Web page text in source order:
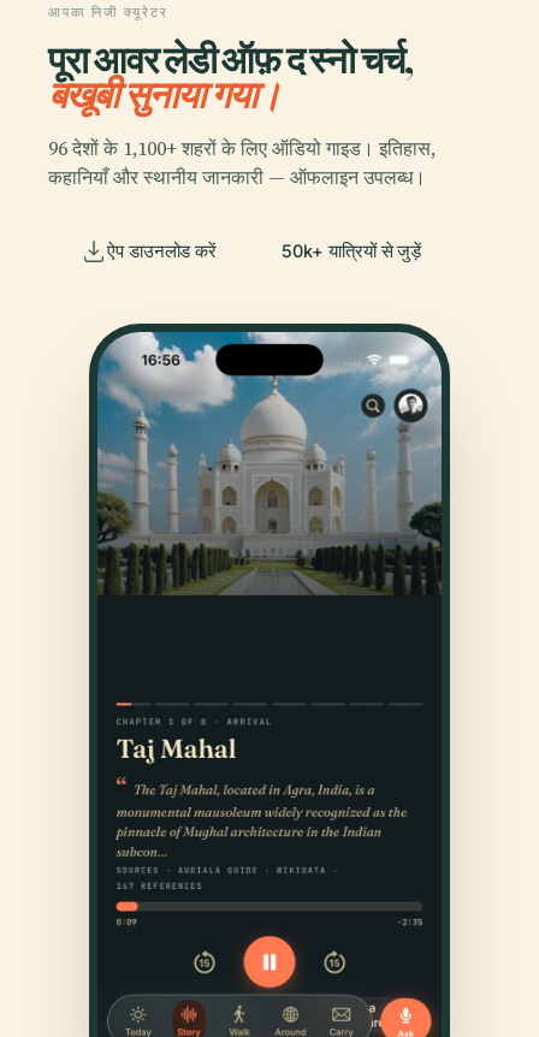
आपका निजी क्यूरेटर
पूरा आवर लेडी ऑफ़ द स्नो चर्च,
बखूबी सुनाया गया।
96 देशों के 1,100+ शहरों के लिए ऑडियो गाइड। इतिहास,
कहानियाँ और स्थानीय जानकारी — ऑफलाइन उपलब्ध।
ऐप डाउनलोड करें 50k+ यात्रियों से जुड़ें